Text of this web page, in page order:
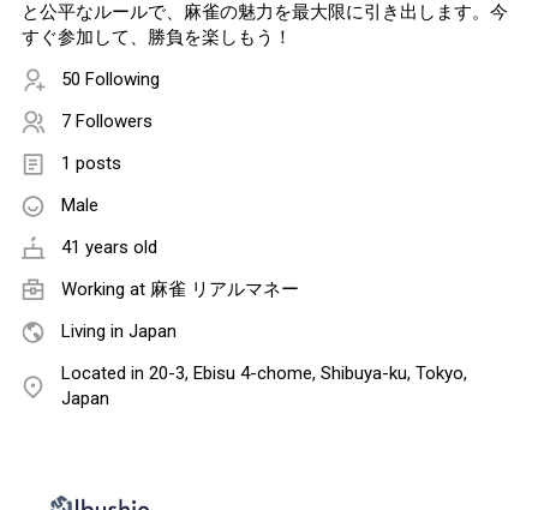
と公平なルールで、麻雀の魅力を最大限に引き出します。今
すぐ参加して、勝負を楽しもう！
50 Following
7 Followers
1 posts
Male
41 years old
Working at 麻雀 リアルマネー
Living in Japan
Located in 20-3, Ebisu 4-chome, Shibuya-ku, Tokyo,
Japan